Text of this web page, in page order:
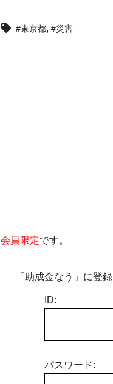
#東京都, #災害
員限定です。
「助成金なう」に登
ID:
パスワード: